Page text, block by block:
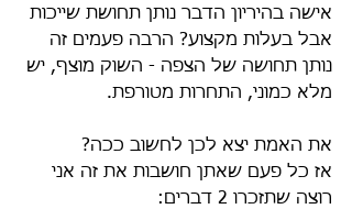
אישה בהיריון הדבר נותן תחושת שייכות
אבל בעלות מקצוע? הרבה פעמים זה
נותן תחושה של הצפה - השוק מוצף, יש
מלא כמוני, התחרות מטורפת.
את האמת יצא לכן לחשוב ככה?
אז כל פעם שאתן חושבות את זה אני
רוצה שתזכרו 2 דברים: